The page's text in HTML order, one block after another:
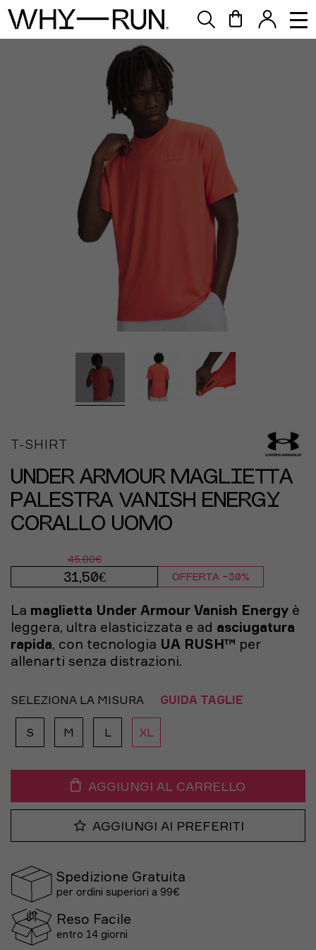
T-SHIRT
UNDER ARMOUR MAGLIETTA
PALESTRA VANISH ENERGY
CORALLO UOMO
45,00€
31,50€ OFFERTA -30%
La maglietta Under Armour Vanish Energy è
leggera, ultra elasticizzata e ad asciugatura
rapida, con tecnologia UA RUSH™ per
allenarti senza distrazioni.
SELEZIONA LA MISURA GUIDA TAGLIE
S M L XL
AGGIUNGI AL CARRELLO
AGGIUNGI AI PREFERITI
Spedizione Gratuita
per ordini superiori a 99€
Reso Facile
entro 14 giorni